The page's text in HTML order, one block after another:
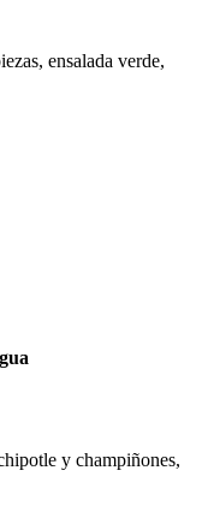
ensalada verde,
y champiñones,